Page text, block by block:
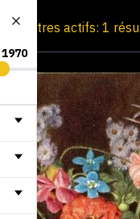
Filtres actifs: 1